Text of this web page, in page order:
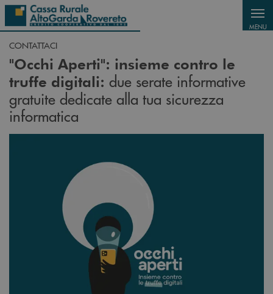
Salta al contenuto principale
MENU
CONTATTACI
"Occhi Aperti": insieme contro le
truffe digitali: due serate informative
gratuite dedicate alla tua sicurezza
informatica